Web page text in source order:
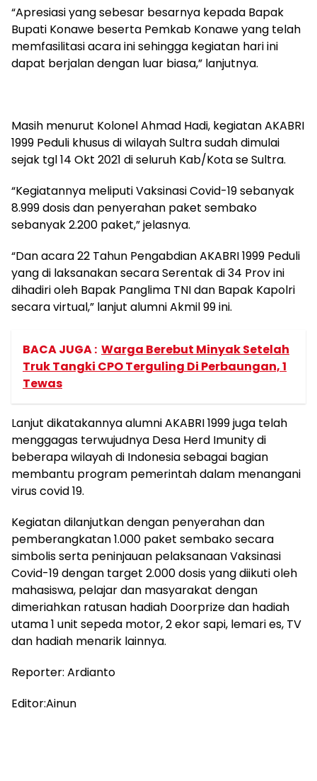
“Apresiasi yang sebesar besarnya kepada Bapak
Bupati Konawe beserta Pemkab Konawe yang telah
memfasilitasi acara ini sehingga kegiatan hari ini
dapat berjalan dengan luar biasa,” lanjutnya.
Masih menurut Kolonel Ahmad Hadi, kegiatan AKABRI
1999 Peduli khusus di wilayah Sultra sudah dimulai
sejak tgl 14 Okt 2021 di seluruh Kab/Kota se Sultra.
“Kegiatannya meliputi Vaksinasi Covid-19 sebanyak
8.999 dosis dan penyerahan paket sembako
sebanyak 2.200 paket,” jelasnya.
“Dan acara 22 Tahun Pengabdian AKABRI 1999 Peduli
yang di laksanakan secara Serentak di 34 Prov ini
dihadiri oleh Bapak Panglima TNI dan Bapak Kapolri
secara virtual,” lanjut alumni Akmil 99 ini.
BACA JUGA : Warga Berebut Minyak Setelah
Truk Tangki CPO Terguling Di Perbaungan, 1
Tewas
Lanjut dikatakannya alumni AKABRI 1999 juga telah
menggagas terwujudnya Desa Herd Imunity di
beberapa wilayah di Indonesia sebagai bagian
membantu program pemerintah dalam menangani
virus covid 19.
Kegiatan dilanjutkan dengan penyerahan dan
pemberangkatan 1.000 paket sembako secara
simbolis serta peninjauan pelaksanaan Vaksinasi
Covid-19 dengan target 2.000 dosis yang diikuti oleh
mahasiswa, pelajar dan masyarakat dengan
dimeriahkan ratusan hadiah Doorprize dan hadiah
utama 1 unit sepeda motor, 2 ekor sapi, lemari es, TV
dan hadiah menarik lainnya.
Reporter: Ardianto
Editor:Ainun